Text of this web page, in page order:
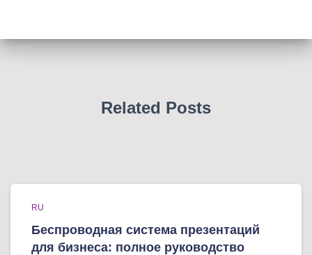
Related Posts
RU
Беспроводная система презентаций
для бизнеса: полное руководство